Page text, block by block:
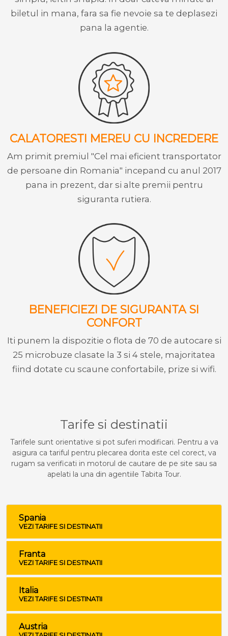
biletul in mana, fara sa fie nevoie sa te deplasezi
pana la agentie.
CALATORESTI MEREU CU INCREDERE
Am primit premiul "Cel mai eficient transportator
de persoane din Romania" incepand cu anul 2017
pana in prezent, dar si alte premii pentru
siguranta rutiera.
BENEFICIEZI DE SIGURANTA SI
CONFORT
Iti punem la dispozitie o flota de 70 de autocare si
25 microbuze clasate la 3 si 4 stele, majoritatea
fiind dotate cu scaune confortabile, prize si wifi.
Tarife si destinatii
Tarifele sunt orientative si pot suferi modificari. Pentru a va
asigura ca tariful pentru plecarea dorita este cel corect, va
rugam sa verificati in motorul de cautare de pe site sau sa
apelati la una din agentiile Tabita Tour.
Spania
VEZI TARIFE SI DESTINATII
Franta
VEZI TARIFE SI DESTINATII
Italia
VEZI TARIFE SI DESTINATII
Austria